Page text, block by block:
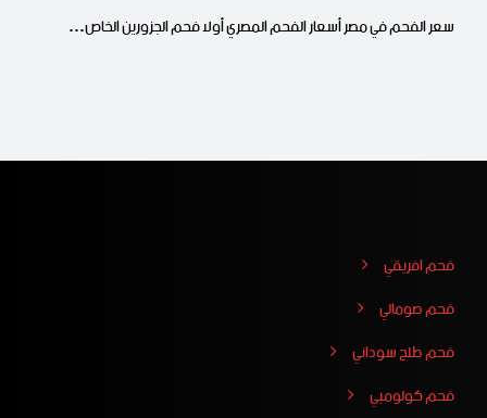
سعر الفحم في مصر أسعار الفحم المصري أولا فحم الجزورين الخاص…
فحم افريقي
فحم صومالي
فحم طلح سوداني
فحم كولومبي